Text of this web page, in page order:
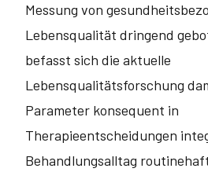
Messung von
Lebensqualität dringend
befasst sich die aktuelle
Lebensqualitätsforschung
Parameter konsequent in
Therapieentscheidungen
Behandlungsalltag